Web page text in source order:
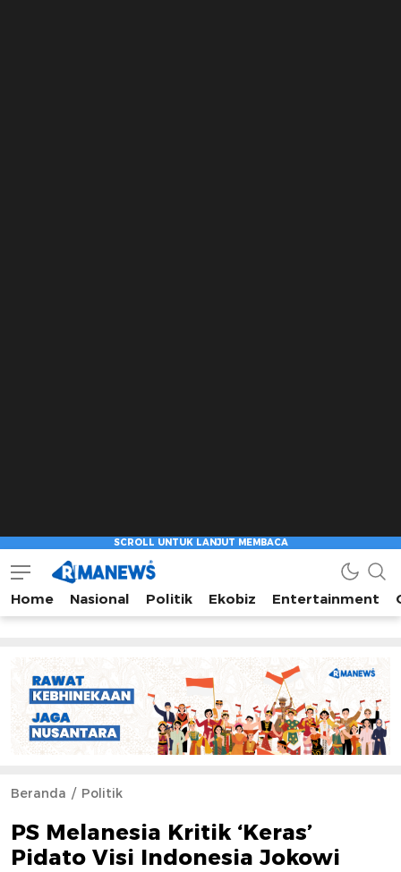
Home Nasional Politik Ekobiz Entertainment
Beranda Politik
PS Melanesia Kritik ‘Keras’
Pidato Visi Indonesia Jokowi